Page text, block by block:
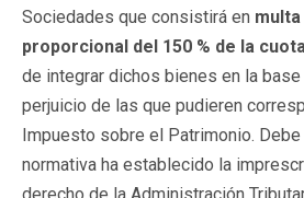
Sociedades que consistirá en
proporcional del 150 % de la
de integrar dichos bienes en la
perjuicio de las que pudieren
Impuesto sobre el Patrimonio.
normativa ha establecido la